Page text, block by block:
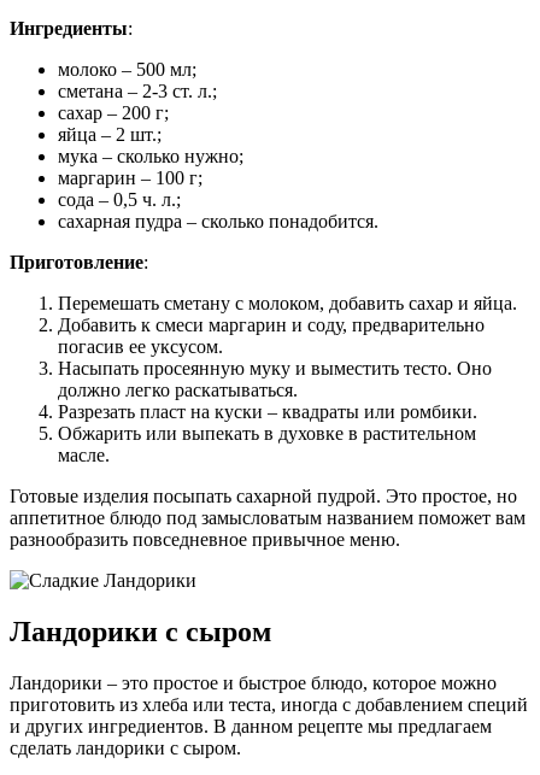
Ингредиенты:
молоко – 500 мл;
сметана – 2-3 ст. л.;
сахар – 200 г;
яйца – 2 шт.;
мука – сколько нужно;
маргарин – 100 г;
сода – 0,5 ч. л.;
сахарная пудра – сколько понадобится.
Приготовление:
Перемешать сметану с молоком, добавить сахар и яйца.
Добавить к смеси маргарин и соду, предварительно
погасив ее уксусом.
Насыпать просеянную муку и выместить тесто. Оно
должно легко раскатываться.
Разрезать пласт на куски – квадраты или ромбики.
Обжарить или выпекать в духовке в растительном
масле.
Готовые изделия посыпать сахарной пудрой. Это простое, но
аппетитное блюдо под замысловатым названием поможет вам
разнообразить повседневное привычное меню.
Ландорики с сыром
Ландорики – это простое и быстрое блюдо, которое можно
приготовить из хлеба или теста, иногда с добавлением специй
и других ингредиентов. В данном рецепте мы предлагаем
сделать ландорики с сыром.